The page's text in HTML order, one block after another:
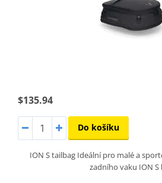
$135.94
Do košíku
ION S tailbag Ideální pro malé a
zadního vaku ION S